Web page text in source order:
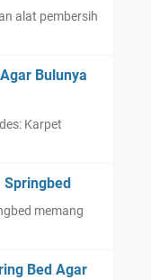
alat pembersih
Bulunya
Karpet
memang
Bed Agar